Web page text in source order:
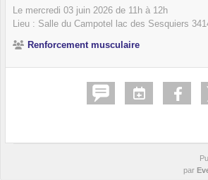
Le mercredi 03 juin 2026 de 11h à 12h
Lieu : Salle du Campotel lac des Sesquiers
Renforcement musculaire
par